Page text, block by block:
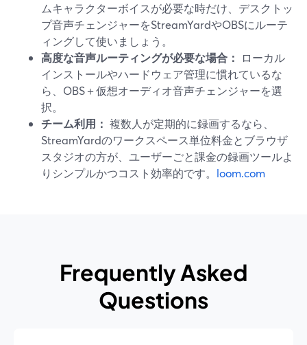
ムキャラクターボイスが必要な時だけ、デスクトッ
プ音声チェンジャーをStreamYardやOBSにルーテ
ィングして使いましょう。
高度な音声ルーティングが必要な場合：
ローカル
インストールやハードウェア管理に慣れているな
ら、OBS＋仮想オーディオ音声チェンジャーを選
択。
チーム利用： 複数人が定期的に録画するなら、
StreamYardのワークスペース単位料金とブラウザ
スタジオの方が、ユーザーごと課金の録画ツールよ
りシンプルかつコスト効率的です。 loom.com
Frequently Asked
Questions